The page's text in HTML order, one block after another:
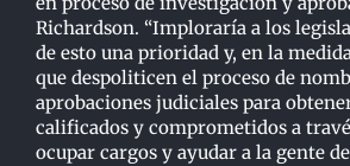
Richardson. “Imploraría a los
de esto una prioridad y, en la
que despoliticen el proceso de
aprobacionesjudiciales para
calificados y comprometidos a
ocuparcargos y ayudar a la gente